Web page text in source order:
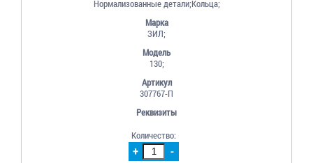
Нормализованные детали;Кольца;
Марка
ЗИЛ;
Модель
130;
Артикул
307767-П
Реквизиты
+ -
Количество: